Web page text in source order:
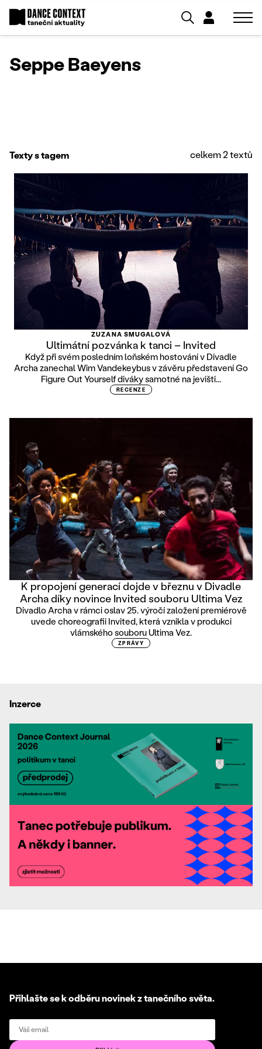
Seppe Baeyens
Texty s tagem celkem 2 textů
ZUZANA SMUGALOVÁ
Ultimátní pozvánka k tanci – Invited
Když při svém posledním loňském hostování v Divadle
Archa zanechal Wim Vandekeybus v závěru představení Go
Figure Out Yourself diváky samotné na jevišti...
RECENZE
K propojení generací dojde v březnu v Divadle
Archa díky novince Invited souboru Ultima Vez
Divadlo Archa v rámci oslav 25. výročí založení premiérově
uvede choreografii Invited, která vznikla v produkci
vlámského souboru Ultima Vez.
ZPRÁVY
Inzerce
Přihlašte se k odběru novinek z tanečního světa.